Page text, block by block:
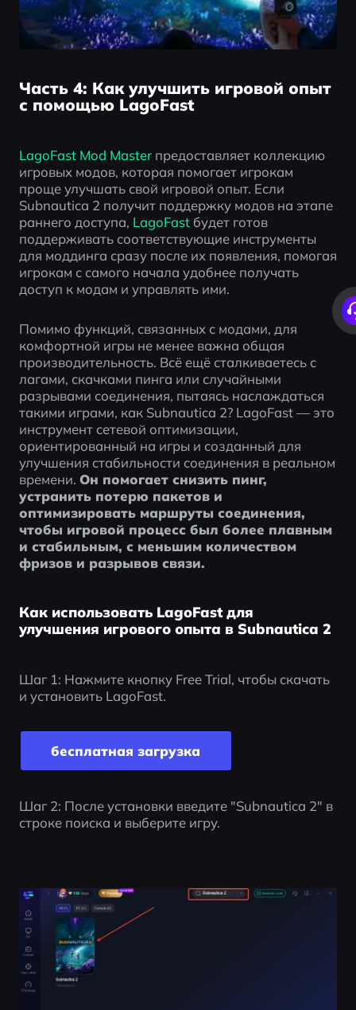
Часть 4: Как улучшить игровой опыт
с помощью LagoFast
LagoFast Mod Master предоставляет коллекцию
игровых модов, которая помогает игрокам
проще улучшать свой игровой опыт. Если
Subnautica 2 получит поддержку модов на этапе
раннего доступа, LagoFast будет готов
поддерживать соответствующие инструменты
для моддинга сразу после их появления, помогая
игрокам с самого начала удобнее получать
доступ к модам и управлять ими.
Помимо функций, связанных с модами, для
комфортной игры не менее важна общая
производительность. Всё ещё сталкиваетесь с
лагами, скачками пинга или случайными
разрывами соединения, пытаясь наслаждаться
такими играми, как Subnautica 2? LagoFast — это
инструмент сетевой оптимизации,
ориентированный на игры и созданный для
улучшения стабильности соединения в реальном
времени. Он помогает снизить пинг,
устранить потерю пакетов и
оптимизировать маршруты соединения,
чтобы игровой процесс был более плавным
и стабильным, с меньшим количеством
фризов и разрывов связи.
Как использовать LagoFast для
улучшения игрового опыта в Subnautica 2
Шаг 1: Нажмите кнопку Free Trial, чтобы скачать
и установить LagoFast.
бесплатная загрузка
Шаг 2: После установки введите "Subnautica 2" в
строке поиска и выберите игру.